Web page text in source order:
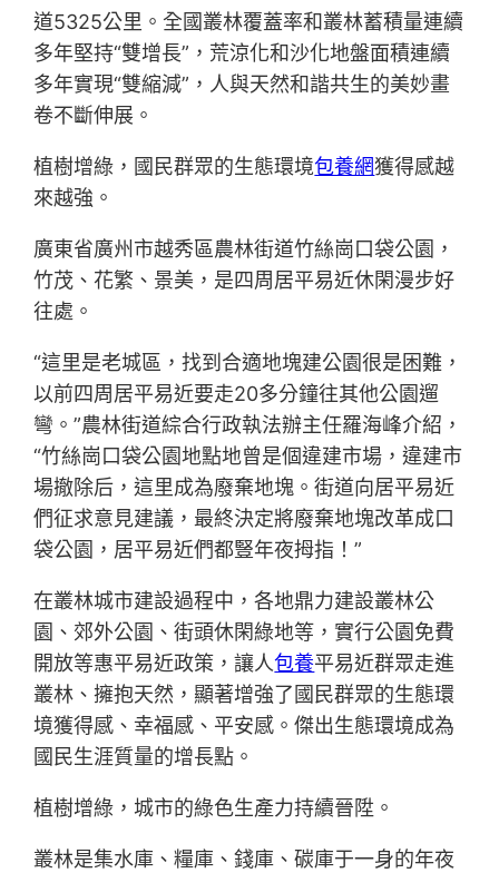
道5325公里。全國叢林覆蓋率和叢林蓄積量連續
多年堅持“雙增長”，荒涼化和沙化地盤面積連續
多年實現“雙縮減”，人與天然和諧共生的美妙畫
卷不斷伸展。
植樹增綠，國民群眾的生態環境包養網獲得感越
來越強。
廣東省廣州市越秀區農林街道竹絲崗口袋公園，
竹茂、花繁、景美，是四周居平易近休閑漫步好
往處。
“這里是老城區，找到合適地塊建公園很是困難，
以前四周居平易近要走20多分鐘往其他公園遛
彎。”農林街道綜合行政執法辦主任羅海峰介紹，
“竹絲崗口袋公園地點地曾是個違建市場，違建市
場撤除后，這里成為廢棄地塊。街道向居平易近
們征求意見建議，最終決定將廢棄地塊改革成口
袋公園，居平易近們都豎年夜拇指！”
在叢林城市建設過程中，各地鼎力建設叢林公
園、郊外公園、街頭休閑綠地等，實行公園免費
開放等惠平易近政策，讓人包養平易近群眾走進
叢林、擁抱天然，顯著增強了國民群眾的生態環
境獲得感、幸福感、平安感。傑出生態環境成為
國民生涯質量的增長點。
植樹增綠，城市的綠色生產力持續晉陞。
叢林是集水庫、糧庫、錢庫、碳庫于一身的年夜